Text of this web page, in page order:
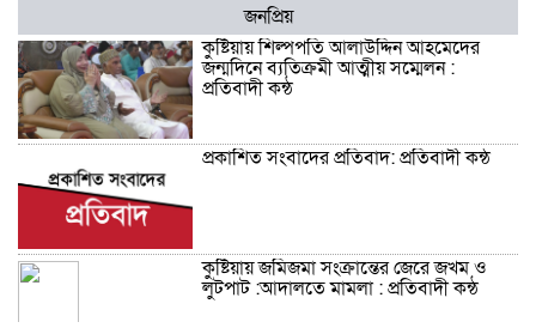
জনপ্রিয়
কুষ্টিয়ায় শিল্পপতি আলাউদ্দিন আহমেদের
জন্মদিনে ব্যতিক্রমী আত্মীয় সম্মেলন :
প্রতিবাদী কন্ঠ
প্রকাশিত সংবাদের প্রতিবাদ: প্রতিবাদী কন্ঠ
কুষ্টিয়ায় জমিজমা সংক্রান্তের জেরে জখম ও
লুটপাট :আদালতে মামলা : প্রতিবাদী কন্ঠ